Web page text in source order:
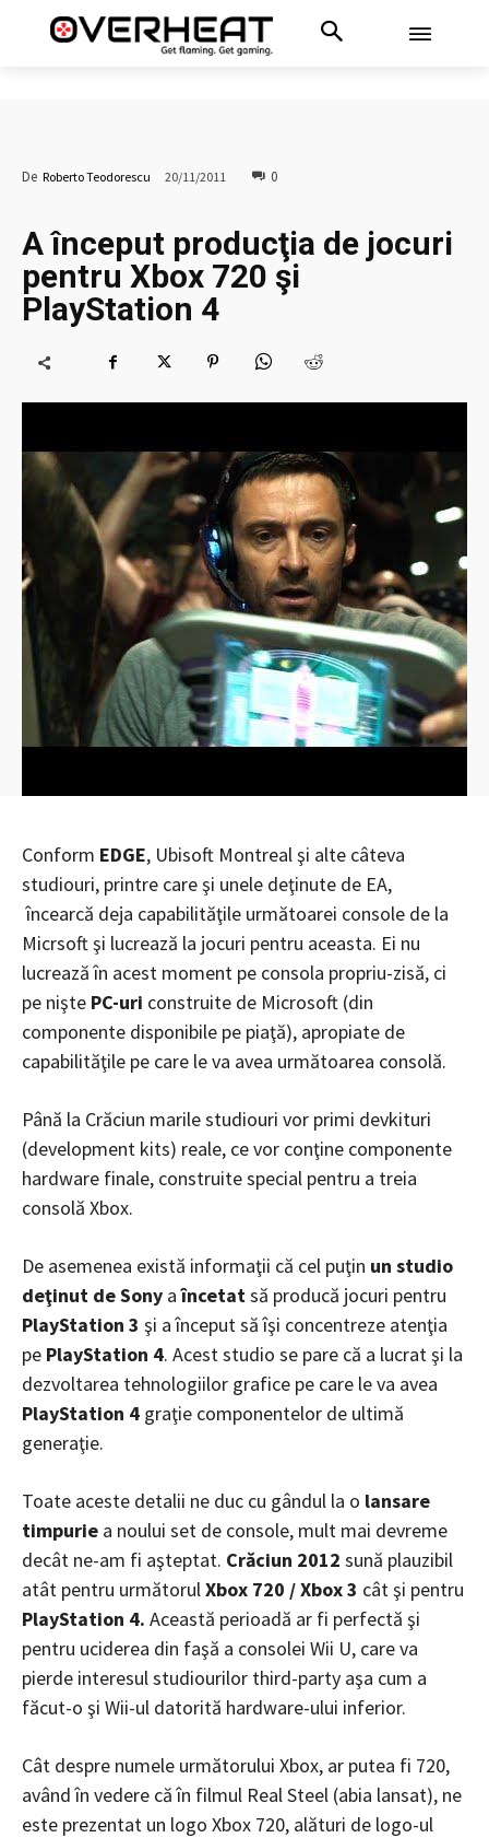
De Roberto Teodorescu 20/11/2011 0
A început producţia de jocuri
pentru Xbox 720 şi
PlayStation 4
Conform EDGE, Ubisoft Montreal şi alte câteva
studiouri, printre care şi unele deţinute de EA,
încearcă deja capabilităţile următoarei console de la
Micrsoft şi lucrează la jocuri pentru aceasta. Ei nu
lucrează în acest moment pe consola propriu-zisă, ci
pe nişte PC-uri construite de Microsoft (din
componente disponibile pe piaţă), apropiate de
capabilităţile pe care le va avea următoarea consolă.
Până la Crăciun marile studiouri vor primi devkituri
(development kits) reale, ce vor conţine componente
hardware finale, construite special pentru a treia
consolă Xbox.
De asemenea există informaţii că cel puţin un studio
deţinut de Sony aîncetatsă producă jocuri pentru
PlayStation 3 şi a început să îşi concentreze atenţia
pe PlayStation 4. Acest studio se pare că a lucrat şi la
dezvoltarea tehnologiilor grafice pe care le va avea
PlayStation 4 graţie componentelor de ultimă
generaţie.
Toate aceste detalii ne duc cu gândul la o lansare
timpurie a noului set de console, mult mai devreme
decât ne-am fi aşteptat. Crăciun 2012 sună plauzibil
atât pentru următorulXbox 720 / Xbox 3 cât şi pentru
PlayStation 4. Această perioadă ar fi perfectă şi
pentru uciderea din faşă a consolei Wii U, care va
pierde interesul studiourilor third-party aşa cum a
făcut-o şi Wii-ul datorită hardware-ului inferior.
Cât despre numele următorului Xbox, ar putea fi 720,
având în vedere că în filmul Real Steel (abia lansat), ne
este prezentat un logo Xbox 720, alături de logo-ul